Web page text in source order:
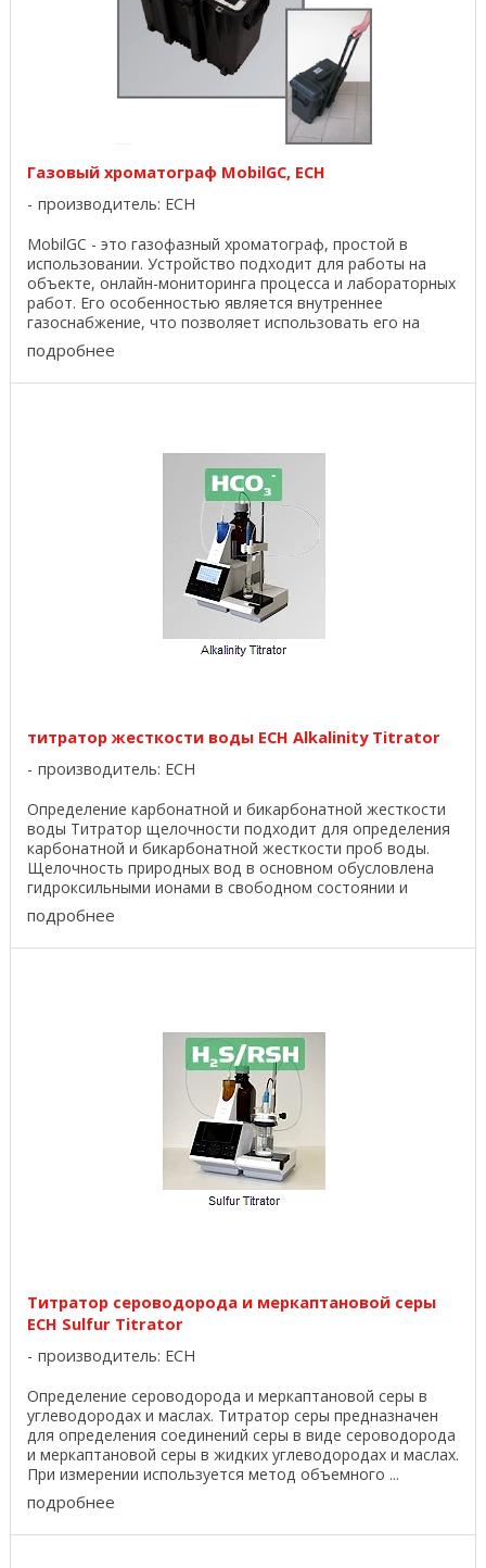
Газовый хроматограф MobilGC, ECH
производитель: ECH
MobilGC - это газофазный хроматограф, простой в
использовании. Устройство подходит для работы на
объекте, онлайн-мониторинга процесса и лабораторных
работ. Его особенностью является внутреннее
газоснабжение, что позволяет использовать его на
месте. ...
подробнее
титратор жесткости воды ECH Alkalinity Titrator
производитель: ECH
Определение карбонатной и бикарбонатной жесткости
воды Титратор щелочности подходит для определения
карбонатной и бикарбонатной жесткости проб воды.
Щелочность природных вод в основном обусловлена
гидроксильными ионами в свободном состоянии и
солями ...
подробнее
Титратор сероводорода и меркаптановой серы
ECH Sulfur Titrator
производитель: ECH
Определение сероводорода и меркаптановой серы в
углеводородах и маслах. Титратор серы предназначен
для определения соединений серы в виде сероводорода
и меркаптановой серы в жидких углеводородах и маслах.
При измерении используется метод объемного ...
подробнее